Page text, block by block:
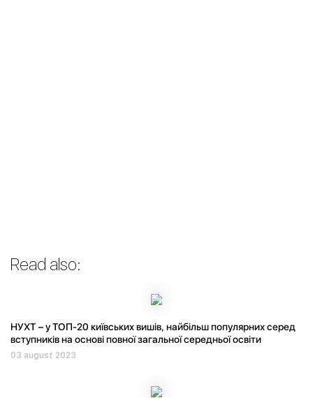
Read also:
НУХТ – у ТОП-20 київських вишів, найбільш популярних серед
вступників на основі повної загальної середньої освіти
03 august 2023